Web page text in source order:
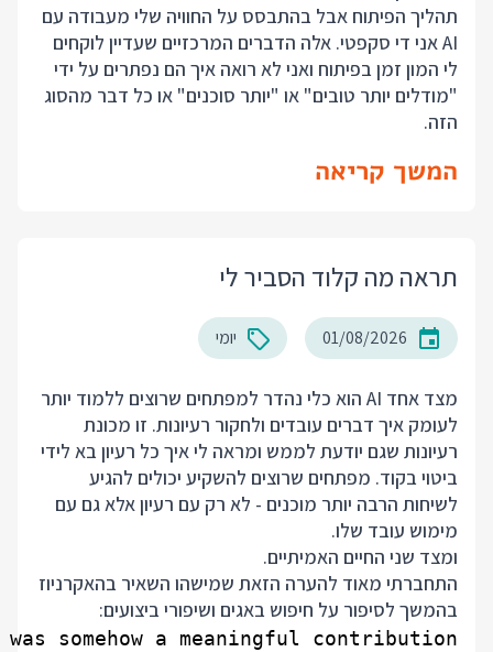
תהליך הפיתוח אבל בהתבסס על החוויה שלי מעבודה עם
AI אני די סקפטי. אלה הדברים המרכזיים שעדיין לוקחים
לי המון זמן בפיתוח ואני לא רואה איך הם נפתרים על ידי
"מודלים יותר טובים" או "יותר סוכנים" או כל דבר מהסוג
הזה.
המשך קריאה
תראה מה קלוד הסביר לי
01/08/2026 יומי
מצד אחד AI הוא כלי נהדר למפתחים שרוצים ללמוד יותר
לעומק איך דברים עובדים ולחקור רעיונות. זו מכונת
רעיונות שגם יודעת לממש ומראה לי איך כל רעיון בא לידי
ביטוי בקוד. מפתחים שרוצים להשקיע יכולים להגיע
לשיחות הרבה יותר מוכנים - לא רק עם רעיון אלא גם עם
מימוש עובד שלו.
ומצד שני החיים האמיתיים.
התחברתי מאוד להערה הזאת שמישהו השאיר בהאקרניוז
בהמשך לסיפור על חיפוש באגים ושיפורי ביצועים:
somehow a meaningful contribution.